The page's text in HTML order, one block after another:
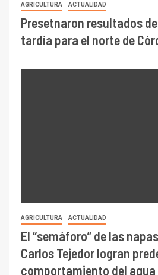
AGRICULTURA ACTUALIDAD
Presetnaron resultados
tardía para el norte de
AGRICULTURA ACTUALIDAD
El “semáforo” de las
Carlos Tejedor logran
comportamiento del agua